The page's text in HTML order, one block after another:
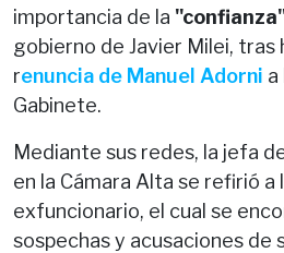
importancia de la
gobierno de Javier Milei,
renuncia de Manuel Adorni a
Gabinete.
Mediante sus redes, la jefa
en la Cámara Alta se refirió a
exfuncionario, el cual se
sospechas y acusaciones de